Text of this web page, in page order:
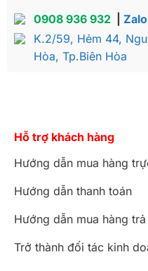
0908 936 932
Zalo
K.2/59, Hẻm 44,
Hòa, Tp.Biên Hòa
Hỗ trợ khách hàng
Hướng dẫn mua hàng
Hướng dẫn thanh toán
Hướng dẫn mua hàng
Trở thành đối tác kinh